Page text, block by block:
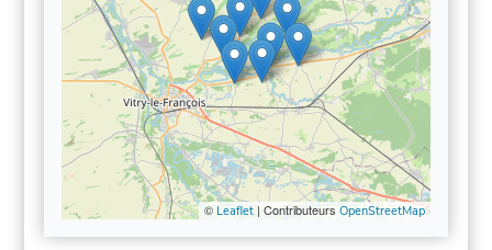
© Leaflet| Contributeurs OpenStreetMap